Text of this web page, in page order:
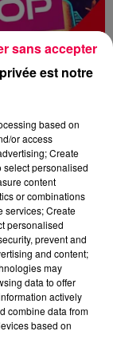
ASTRO
7H45 ET
est notre
based on
or access
Create
select personalised
content
or combinations
services; Create
personalised
prevent and
and content;
may
data to offer
actively
combine data from
based on
sans accepter